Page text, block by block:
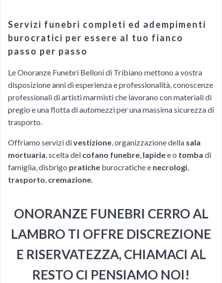
Servizi funebri completi ed adempimenti
burocratici per essere al tuo fianco
passo per passo
Le Onoranze Funebri Belloni di Tribiano mettono a vostra
disposizione anni di esperienza e professionalità, conoscenze
professionali di artisti marmisti che lavorano con materiali di
pregio e una flotta di automezzi per una massima sicurezza di
trasporto.
Offriamo servizi divestizione, organizzazione della sala
mortuaria, scelta del cofano funebre, lapidee o tomba di
famiglia, disbrigo pratiche burocratiche e necrologi,
trasporto, cremazione.
ONORANZE FUNEBRI CERRO AL
LAMBRO TI OFFRE DISCREZIONE
E RISERVATEZZA, CHIAMACI AL
RESTO CI PENSIAMO NOI!